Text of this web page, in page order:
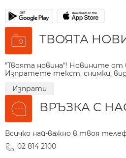
ТВОЯТА
"Твоята новина"! Новините
Изпратете текст, снимки,
Изпрати
ВРЪЗКА С
Всичко най-важно в твоя
02 814 2100